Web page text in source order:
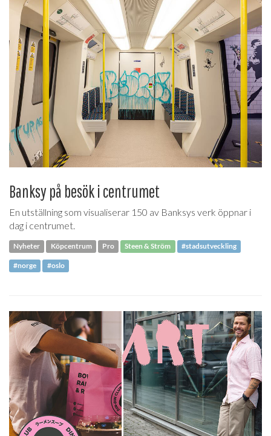
Banksy på besök i centrumet
En utställning som visualiserar 150 av Banksys verk öppnar i
dag i centrumet.
Nyheter Köpcentrum Pro Steen & Ström #stadsutveckling
#norge #oslo